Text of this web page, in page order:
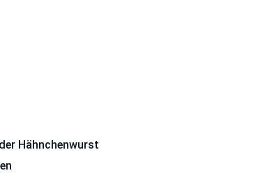
Hähnchenwurst